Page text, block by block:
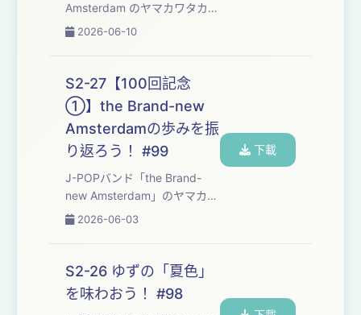
Amsterdam⁠⁠⁠⁠⁠⁠⁠⁠⁠⁠⁠⁠⁠⁠⁠⁠⁠⁠⁠⁠⁠⁠⁠⁠⁠⁠⁠⁠⁠⁠⁠⁠⁠ ⁠⁠のヤマカワタカヒ
ロとフジモトヨウヘイが、自
ねて、楽しくおしゃべりしな
がら平成30年間の名曲たちを
味わっていくPodcast番組で
す。 ・文字起こしはこちら ・
the...
2026-06-10
S2-27【100回記念
①】the Brand-new
Amsterdamの歩みを振
り返ろう！ #99
J-POPバンド「⁠⁠⁠⁠⁠⁠⁠⁠⁠⁠⁠⁠⁠⁠⁠⁠⁠⁠⁠⁠⁠⁠⁠⁠⁠⁠⁠⁠⁠⁠⁠⁠⁠⁠⁠⁠the Brand-
new Amsterdam⁠⁠⁠⁠⁠⁠⁠⁠⁠⁠⁠⁠⁠⁠⁠⁠⁠⁠⁠⁠⁠⁠⁠⁠⁠⁠⁠⁠⁠⁠⁠⁠⁠⁠⁠⁠」のヤマカワ
タカヒロとフジモトヨウヘイ
強も兼ねて、楽しくおしゃべ
りしながら平成を彩った名曲
たちを味わっていくPodcast
番組です。 【文字起こし】
2026-06-03
下載
S2-26 ゆずの「夏色」
を味わおう！ #98